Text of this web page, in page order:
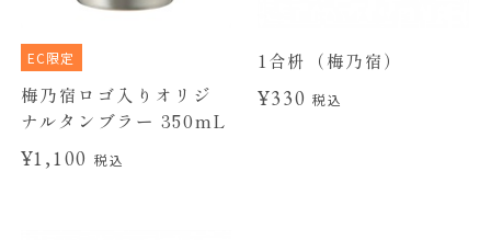
EC限定
梅乃宿ロゴ入りオリジ
ナルタンブラー 350mL
¥1,100税込
1合枡（梅乃宿）
¥330税込